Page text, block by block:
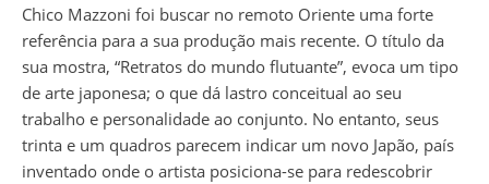
Chico Mazzoni foi buscar no remoto Oriente uma forte
referência para a sua produção mais recente. O título da
sua mostra, “Retratos do mundo flutuante”, evoca um tipo
de arte japonesa; o que dá lastro conceitual ao seu
trabalho e personalidade ao conjunto. No entanto, seus
trinta e um quadros parecem indicar um novo Japão, país
inventado onde o artista posiciona-se para redescobrir